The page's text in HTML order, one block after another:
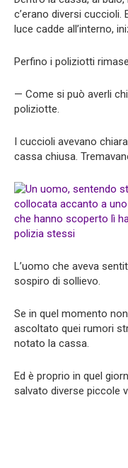
c’erano diversi cuccioli.
luce cadde all’interno,
Perfino i poliziotti
— Come si può averli
poliziotte.
I cuccioli avevano
cassa chiusa.
L’uomo che aveva
sospiro di sollievo.
Se in quel momento
ascoltato quei rumori
notato la cassa.
Ed è proprio in quel
salvato diverse piccole